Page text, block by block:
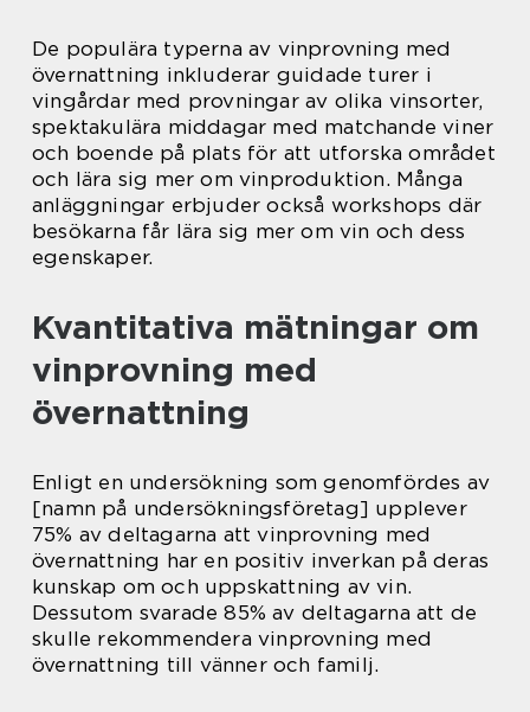
De populära typerna av vinprovning med
övernattning inkluderar guidade turer i
vingårdar med provningar av olika vinsorter,
spektakulära middagar med matchande viner
och boende på plats för att utforska området
och lära sig mer om vinproduktion. Många
anläggningar erbjuder också workshops där
besökarna får lära sig mer om vin och dess
egenskaper.
Kvantitativa mätningar om
vinprovning med
övernattning
Enligt en undersökning som genomfördes av
[namn på undersökningsföretag] upplever
75% av deltagarna att vinprovning med
övernattning har en positiv inverkan på deras
kunskap om och uppskattning av vin.
Dessutom svarade 85% av deltagarna att de
skulle rekommendera vinprovning med
övernattning till vänner och familj.